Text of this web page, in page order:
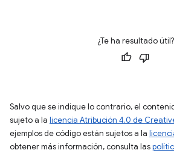
¿Te ha resultado útil?
Salvo que se indique lo contrario, el
sujeto a la licencia Atribución 4.0 de
ejemplos de código están sujetos a la
obtener más información, consulta las